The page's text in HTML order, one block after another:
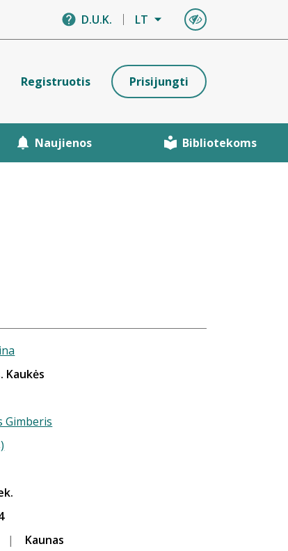
D.U.K. LT
Registruotis Prisijungti
Naujienos Bibliotekoms
Kaukės
Gimberis
|
Kaunas